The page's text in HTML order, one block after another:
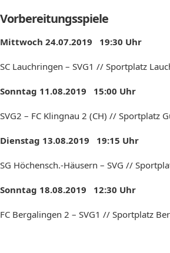
Vorbereitungsspiele
Mittwoch 24.07.2019 19:30 Uhr
SC Lauchringen – SVG1 // Sportplatz
Sonntag 11.08.2019 15:00 Uhr
SVG2 – FC Klingnau 2 (CH) // Sportplatz
Dienstag 13.08.2019 19:15 Uhr
SG Höchensch.-Häusern – SVG //
Sonntag 18.08.2019 12:30 Uhr
FC Bergalingen 2 – SVG1 // Sportplatz